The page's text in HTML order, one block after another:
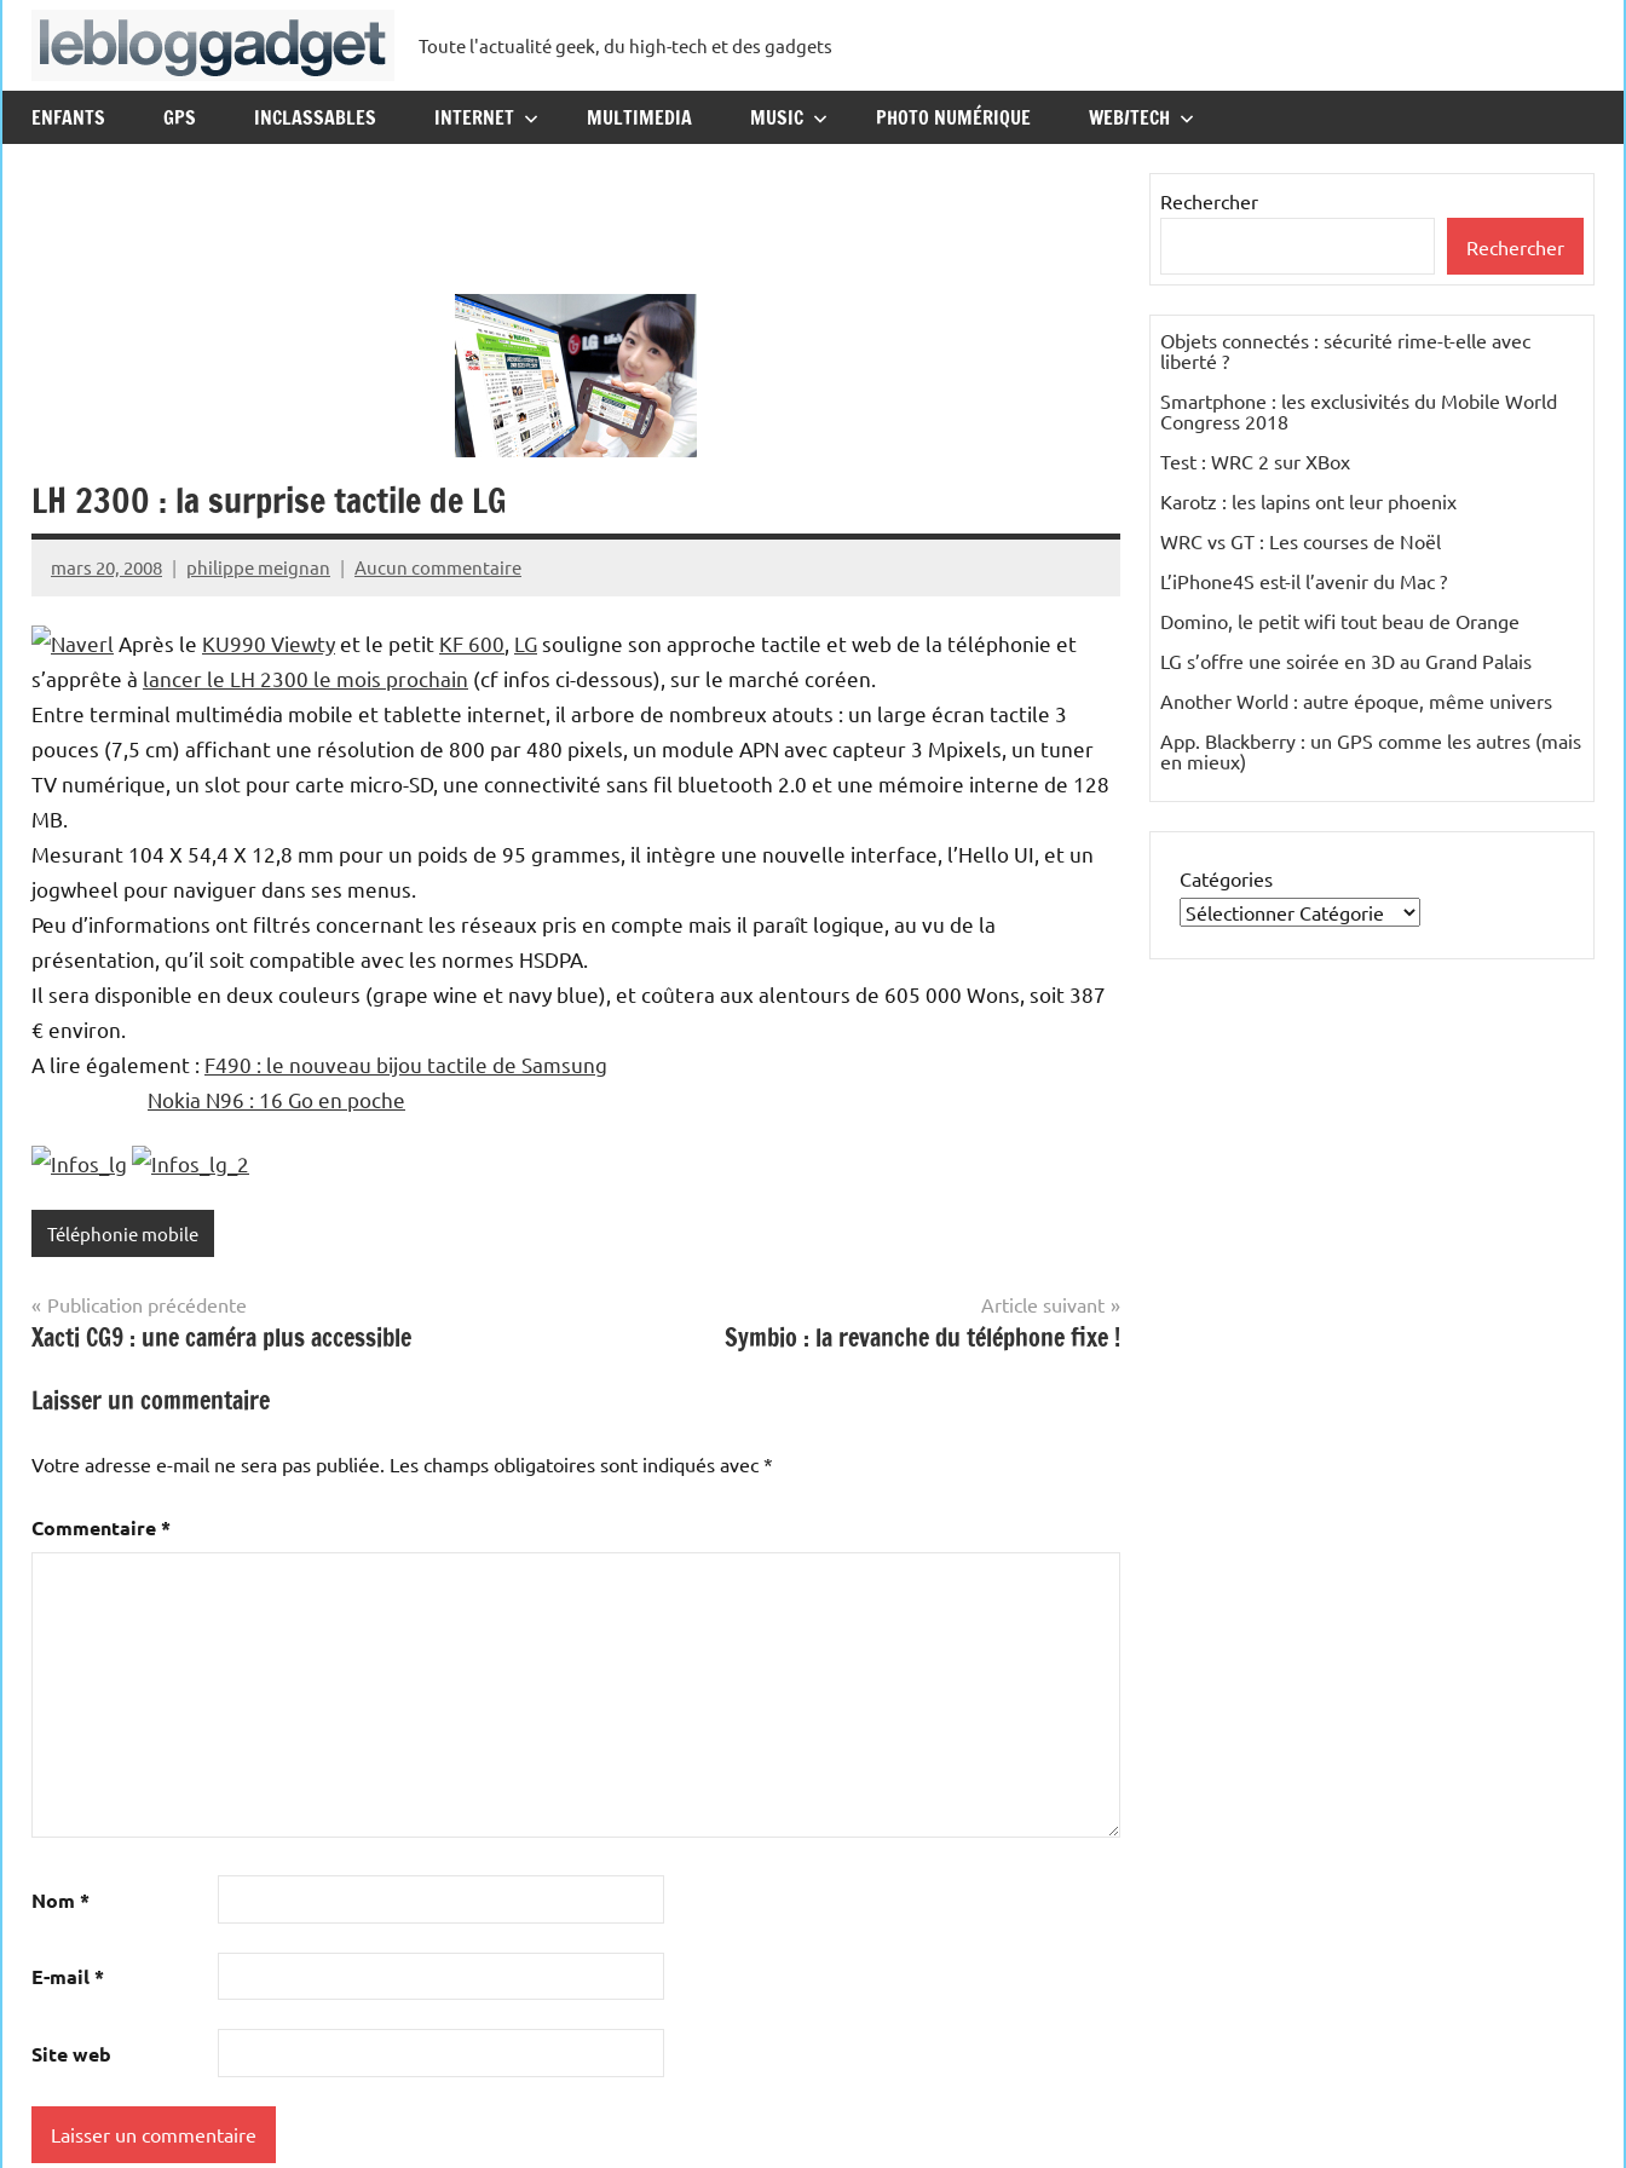
Aller
lebloggadget
Toute l'actualité geek, du high-tech et des gadgets
ENFANTS GPS INCLASSABLES INTERNET MULTIMEDIA MUSIC PHOTO NUMÉRIQUE WEB/TECH
LH 2300 : la surprise tactile de LG
mars 20, 2008 philippe meignan Aucun commentaire
Après le KU990 Viewtyet le petit KF 600 LGsouligne son approche tactile et web de la téléphonie et
s’apprête à lancer le LH 2300 le mois prochain (cf infos ci-dessous), sur le marché coréen.
Entre terminal multimédia mobile et tablette internet, il arbore de nombreux atouts : un large écran tactile 3
pouces (7,5 cm) affichant une résolution de 800 par 480 pixels, un module APN avec capteur 3 Mpixels, un tuner
TV numérique, un slot pour carte micro-SD, une connectivité sans fil bluetooth 2.0 et une mémoire interne de 128
MB.
Mesurant 104 X 54,4 X 12,8 mm pour un poids de 95 grammes, il intègre une nouvelle interface, l’Hello UI, et un
jogwheel pour naviguer dans ses menus.
Peu d’informations ont filtrés concernant les réseaux pris en compte mais il paraît logique, au vu de la
présentation, qu’il soit compatible avec les normes HSDPA.
Il sera disponible en deux couleurs (grape wine et navy blue), et coûtera aux alentours de 605 000 Wons, soit 387
€ environ.
A lire également : F490 : le nouveau bijou tactile de Samsung
Nokia N96 : 16 Go en poche
Téléphonie mobile
Navigation
de
l’article
Publication précédente
Xacti CG9 : une caméra plus accessible
Article suivant
Symbio : la revanche du téléphone fixe !
Laisser un commentaire
Votre adresse e-mail ne sera pas publiée. Les champs obligatoires sont indiqués avec *
Commentaire*
Nom *
E-mail*
Site web
Rechercher
Rechercher
Objets connectés : sécurité rime-t-elle avec
liberté ?
Smartphone : les exclusivités du Mobile World
Congress 2018
Test : WRC 2 sur XBox
Karotz : les lapins ont leur phoenix
WRC vs GT : Les courses de Noël
L’iPhone4S est-il l’avenir du Mac ?
Domino, le petit wifi tout beau de Orange
LG s’offre une soirée en 3D au Grand Palais
Another World : autre époque, même univers
App. Blackberry : un GPS comme les autres (mais
en mieux)
Catégories